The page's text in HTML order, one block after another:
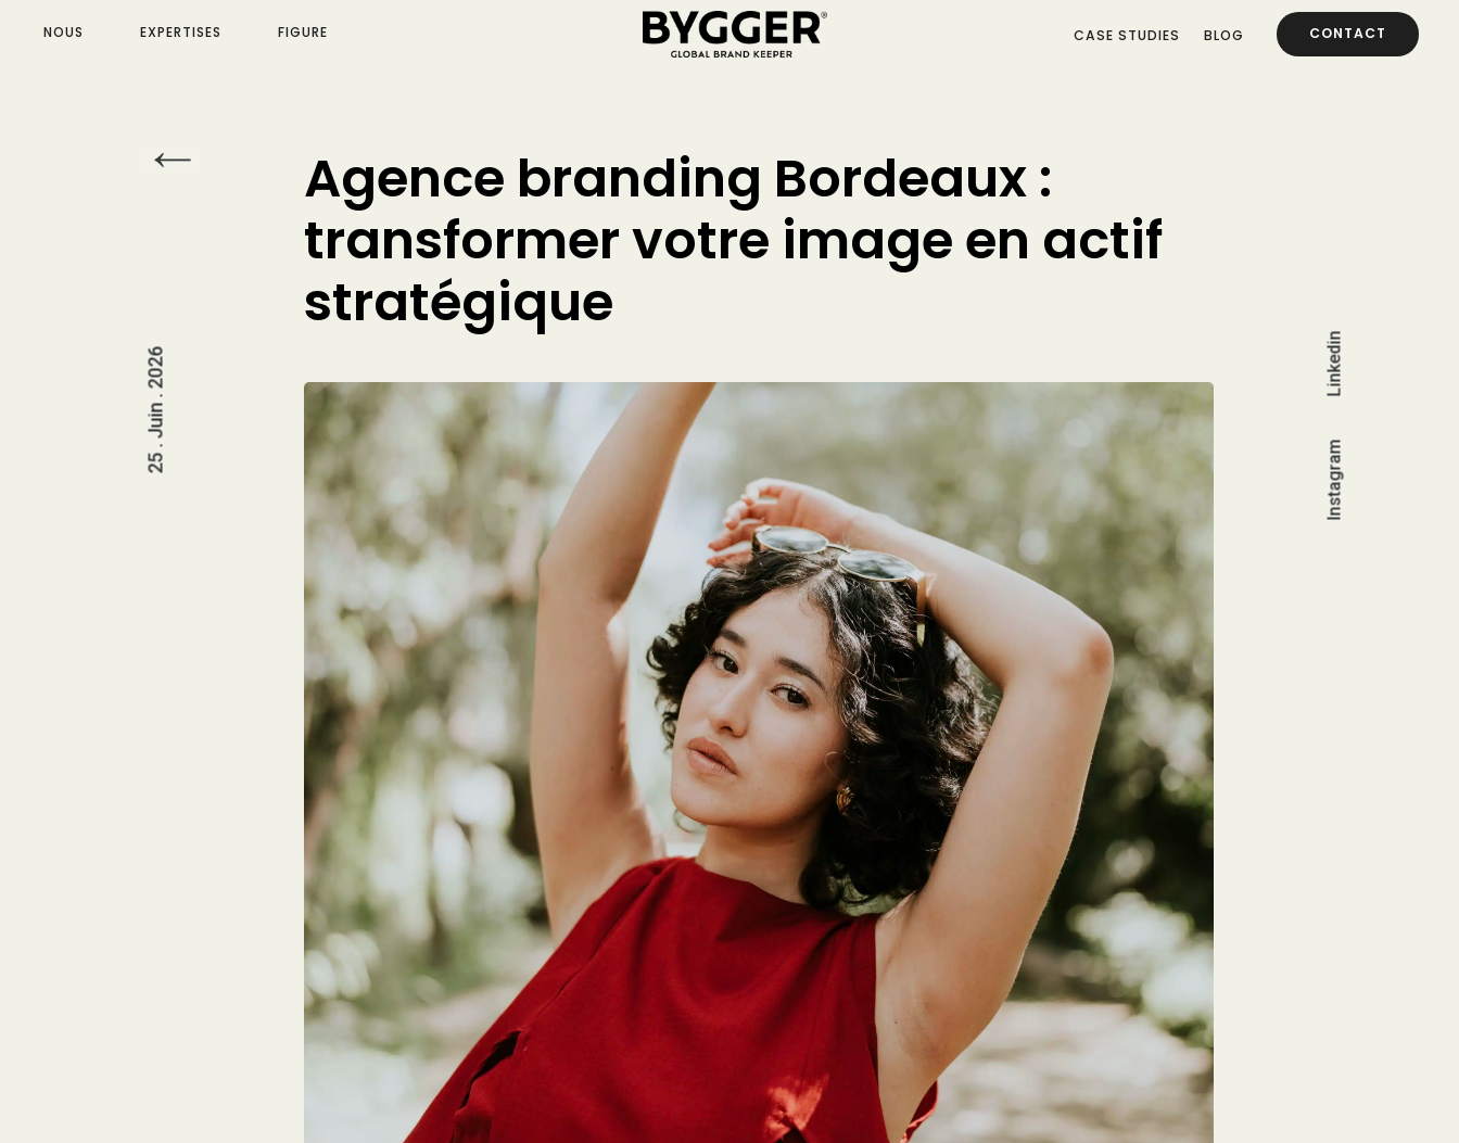
NOUS EXPERTISES FIGURE CONTACT
CASE STUDIES BLOG
25 . Juin . 2026
Agence branding Bordeaux :
transformer votre image en actif
stratégique
Instagram
Linkedin